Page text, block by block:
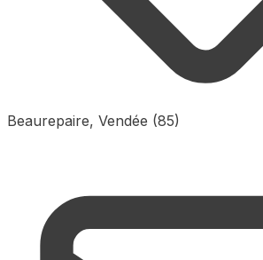
Beaurepaire, Vendée (85)